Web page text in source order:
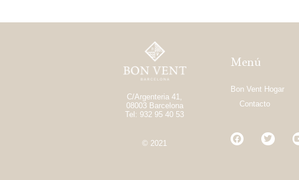
C/Argenteria 41,
08003 Barcelona
Tel: 932 95 40 53
© 2021
Menú
Bon Vent Hogar
Contacto